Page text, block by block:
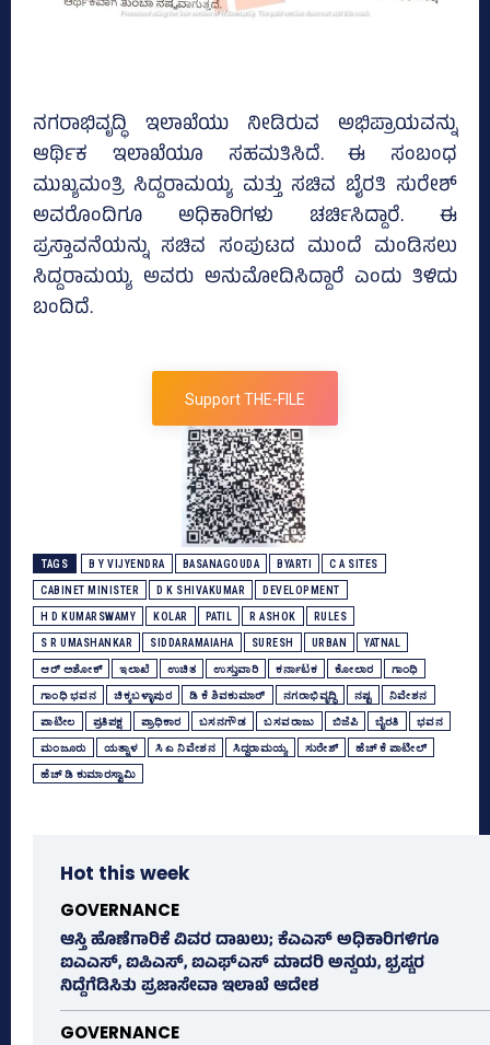
ನಗರಾಭಿವೃದ್ಧಿ ಇಲಾಖೆಯು ನೀಡಿರುವ ಅಭಿಪ್ರಾಯವನ್ನು
ಆರ್ಥಿಕ ಇಲಾಖೆಯೂ ಸಹಮತಿಸಿದೆ. ಈ ಸಂಬಂಧ
ಮುಖ್ಯಮಂತ್ರಿ ಸಿದ್ದರಾಮಯ್ಯ ಮತ್ತು ಸಚಿವ ಬೈರತಿ ಸುರೇಶ್‌
ಅವರೊಂದಿಗೂ ಅಧಿಕಾರಿಗಳು ಚರ್ಚಿಸಿದ್ದಾರೆ. ಈ
ಪ್ರಸ್ತಾವನೆಯನ್ನು ಸಚಿವ ಸಂಪುಟದ ಮುಂದೆ ಮಂಡಿಸಲು
ಸಿದ್ದರಾಮಯ್ಯ ಅವರು ಅನುಮೋದಿಸಿದ್ದಾರೆ ಎಂದು ತಿಳಿದು
ಬಂದಿದೆ.
Support THE-FILE
TAGS B Y VIJYENDRA BASANAGOUDA BYARTI C A SITES
CABINET MINISTER D K SHIVAKUMAR DEVELOPMENT
H D KUMARSWAMY KOLAR PATIL R ASHOK RULES
S R UMASHANKAR SIDDARAMAIAHA SURESH URBAN YATNAL
ಆರ್‌ ಅಶೋಕ್‌ ಇಲಾಖೆ ಉಚಿತ ಉಸ್ತುವಾರಿ ಕರ್ನಾಟಕ ಕೋಲಾರ ಗಾಂಧಿ
ಗಾಂಧಿ ಭವನ ಚಿಕ್ಕಬಳ್ಳಾಪುರ ಡಿ ಕೆ ಶಿವಕುಮಾರ್ ನಗರಾಭಿವೃದ್ಧಿ ನಷ್ಟ ನಿವೇಶನ
ಪಾಟೀಲ ಪ್ರತಿಪಕ್ಷ ಪ್ರಾಧಿಕಾರ ಬಸನಗೌಡ ಬಸವರಾಜು ಬಿಜೆಪಿ ಬೈರತಿ ಭವನ
ಮಂಜೂರು ಯತ್ನಾಳ ಸಿ ಎ ನಿವೇಶನ ಸಿದ್ದರಾಮಯ್ಯ ಸುರೇಶ್‌ ಹೆಚ್‌ ಕೆ ಪಾಟೀಲ್‌
ಹೆಚ್‌ ಡಿ ಕುಮಾರಸ್ವಾಮಿ
Hot this week
GOVERNANCE
ಆಸ್ತಿ ಹೊಣೆಗಾರಿಕೆ ವಿವರ ದಾಖಲು; ಕೆಎಎಸ್ ಅಧಿಕಾರಿಗಳಿಗೂ
ಐಎಎಸ್‌, ಐಪಿಎಸ್‌, ಐಎಫ್‌ಎಸ್‌ ಮಾದರಿ ಅನ್ವಯ, ಭ್ರಷ್ಟರ
ನಿದ್ದೆಗೆಡಿಸಿತು ಪ್ರಜಾಸೇವಾ ಇಲಾಖೆ ಆದೇಶ
GOVERNANCE